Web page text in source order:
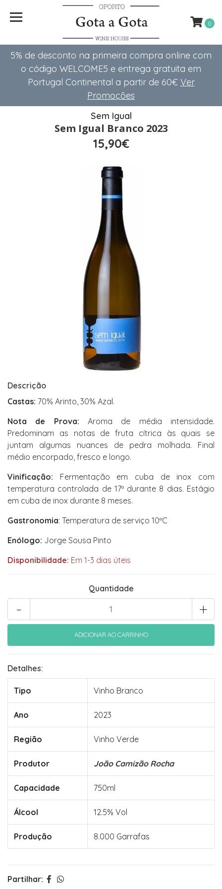
5% de desconto na primeira compra online com
o código WELCOME5 e entrega gratuita em
Portugal Continental a partir de 60€ Ver
Promoções
0
Sem Igual
Sem Igual Branco 2023
15,90€
Descrição
Castas: 70% Arinto, 30% Azal.
Nota de Prova: Aroma de média intensidade.
Predominam as notas de fruta cítrica às quais se
juntam algumas nuances de pedra molhada. Final
médio encorpado, fresco e longo.
Vinificação: Fermentação em cuba de inox com
temperatura controlada de 17º durante 8 dias. Estágio
em cuba de inox durante 8 meses.
Gastronomia: Temperatura de serviço 10ºC
Enólogo: Jorge Sousa Pinto
Disponibilidade: Em 1-3 dias úteis
Quantidade
+
-
Detalhes:
Tipo Vinho Branco
Ano 2023
Região Vinho Verde
Produtor João Camizão Rocha
Capacidade 750ml
Álcool 12.5% Vol
Produção 8.000 Garrafas
Partilhar: